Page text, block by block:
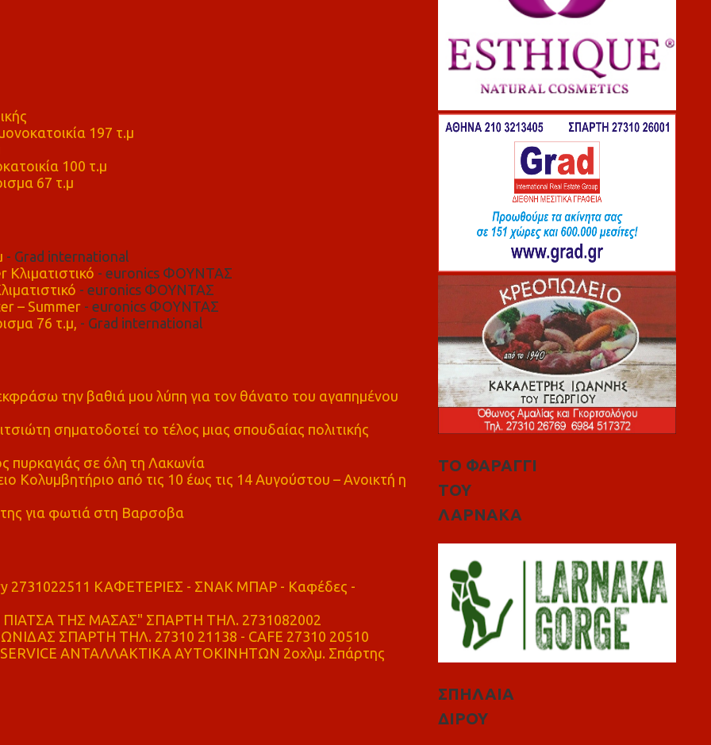
197 τ.μ
100 τ.μ
67 τ.μ
- Grad international
- euronics ΦΟΥΝΤΑΣ
- euronics ΦΟΥΝΤΑΣ
– Summer- euronics ΦΟΥΝΤΑΣ
76 τ.μ, - Grad international
την βαθιά μου λύπη για τον θάνατο του αγαπημένου
σηματοδοτεί το τέλος μιας σπουδαίας πολιτικής
πυρκαγιάς σε όλη τη Λακωνία
Κολυμβητήριο από τις 10 έως τις 14 Αυγούστου – Ανοικτή η
για φωτιά στη Βαρσοβα
2731022511 ΚΑΦΕΤΕΡΙΕΣ - ΣΝΑΚ ΜΠΑΡ - Καφέδες -
ΤΗΣ ΜΑΣΑΣ" ΣΠΑΡΤΗ ΤΗΛ. 2731082002
ΣΠΑΡΤΗ ΤΗΛ. 27310 21138 - CAFE 27310 20510
ΑΝΤΑΛΛΑΚΤΙΚΑ ΑΥΤΟΚΙΝΗΤΩΝ 2οχλμ. Σπάρτης
ΤΟ ΦΑΡΑΓΓΙ
ΤΟΥ
ΛΑΡΝΑΚΑ
ΣΠΗΛΑΙΑ
ΔΙΡΟΥ